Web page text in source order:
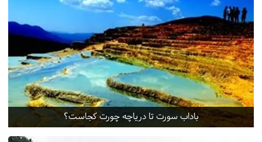
باداب سورت تا دریاچه چورت کجاست؟